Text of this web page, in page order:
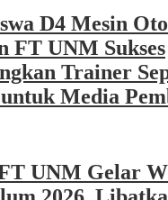
D4 Mesin
FT UNM Sukses
Trainer
Media
UNM Gelar